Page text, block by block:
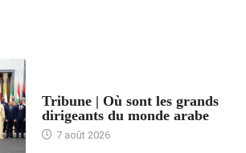
Tribune | Où sont les grands
dirigeants du monde arabe
7 août 2026